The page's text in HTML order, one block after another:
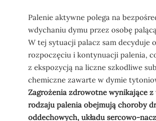
Palenie aktywne polega na
wdychaniu dymu przez osobę
W tej sytuacji palacz sam decyduje o
rozpoczęciu i kontynuacji palenia,
z ekspozycją na liczne szkodliwe
chemiczne zawarte w dymie
Zagrożenia zdrowotne wynikające z
rodzaju palenia obejmują choroby
oddechowych, układu sercowo-